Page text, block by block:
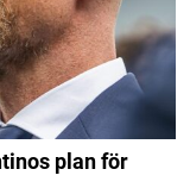
plan för